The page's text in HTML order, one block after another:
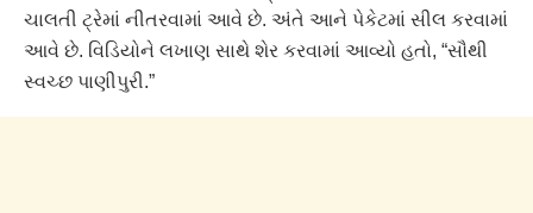
ચાલતી ટ્રેમાં નીતરવામાં આવે છે. અંતે આને પેકેટમાં સીલ કરવામાં
આવે છે. વિડિયોને લખાણ સાથે શેર કરવામાં આવ્યો હતો, “સૌથી
સ્વચ્છ પાણીપુરી.”